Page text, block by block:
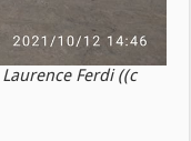
Ferdi ((c